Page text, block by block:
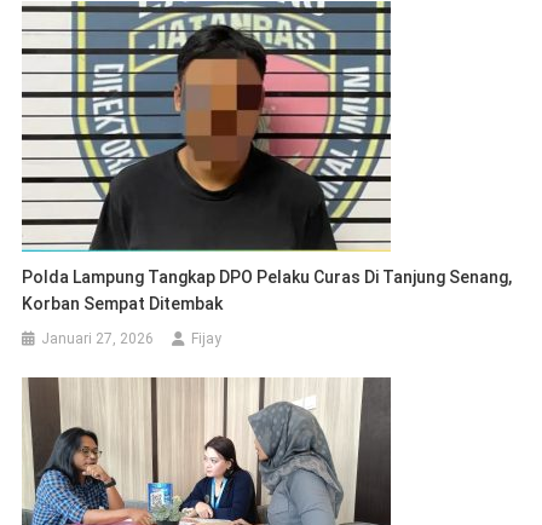
Polda Lampung Tangkap DPO Pelaku Curas Di Tanjung Senang,
Korban Sempat Ditembak
Januari 27, 2026 Fijay